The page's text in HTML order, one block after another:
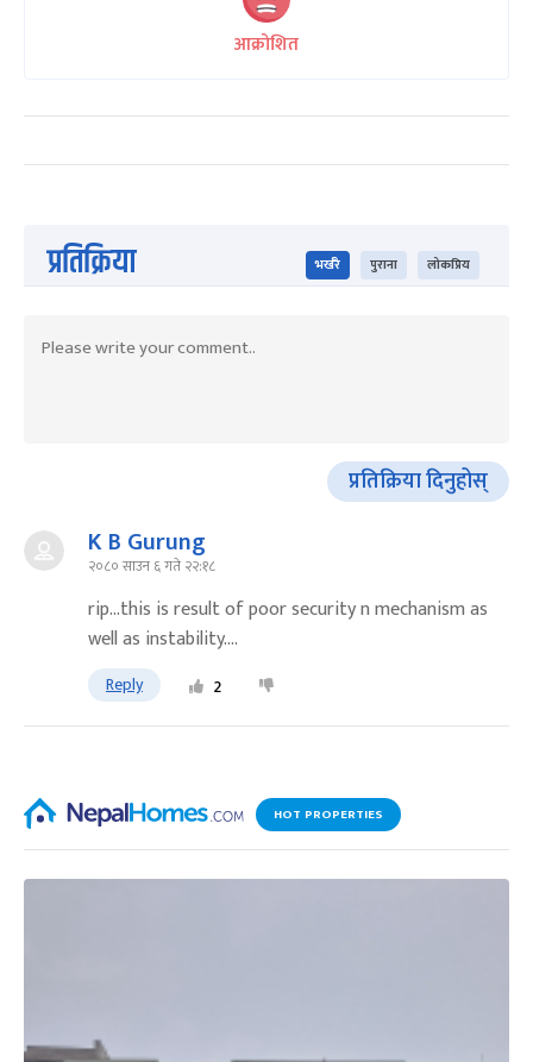
आक्रोशित
प्रतिक्रिया भर्खरै पुराना लोकप्रिय
प्रतिक्रिया दिनुहोस्
K B Gurung
२०८० साउन ६ गते २२:१८
rip...this is result of poor security n mechanism as
well as instability....
Reply 2
HOT PROPERTIES